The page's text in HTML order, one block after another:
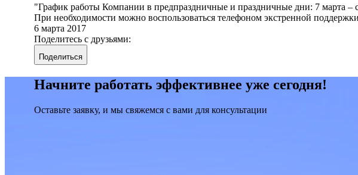
График работы Компании в предпраздничные и праздничные дни: 7 марта
При необходимости можно воспользоваться телефоном экстренной
6 марта 2017
Поделитесь с друзьями:
Поделиться
Начните работать эффективнее уже сегодня!
Оставьте заявку, и мы свяжемся с вами для консультации